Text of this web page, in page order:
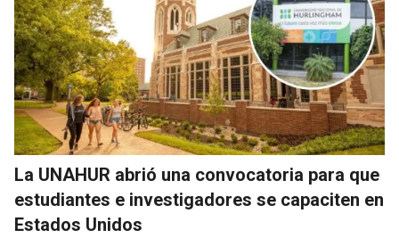
La UNAHUR abrió una convocatoria para que
estudiantes e investigadores se capaciten en
Estados Unidos